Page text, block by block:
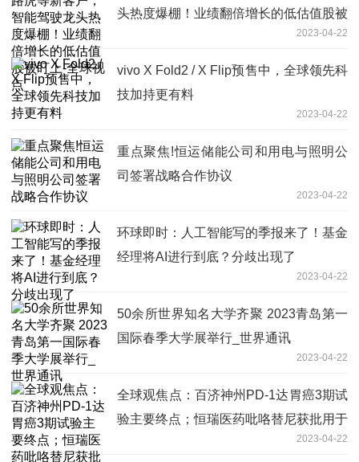
头热度爆棚！业绩翻倍增长的低估值股被
2023-04-22
vivo X Fold2 / X Flip预售中，全球领先科
技加持更有料
2023-04-22
重点聚焦!恒运储能公司和用电与照明公
司签署战略合作协议
2023-04-22
环球即时：人工智能写的季报来了！基金
经理将AI进行到底？分歧出现了
2023-04-22
50余所世界知名大学齐聚 2023青岛第一
国际春季大学展举行_世界通讯
2023-04-22
全球观焦点：百济神州PD-1达胃癌3期试
验主要终点；恒瑞医药吡咯替尼获批用于
2023-04-22